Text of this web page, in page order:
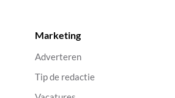
Marketing
Adverteren
Tip de redactie